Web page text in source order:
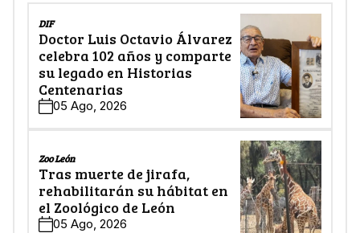
DIF
Doctor Luis Octavio Álvarez
celebra 102 años y comparte
su legado en Historias
Centenarias
05 Ago, 2026
Zoo León
Tras muerte de jirafa,
rehabilitarán su hábitat en
el Zoológico de León
05 Ago, 2026